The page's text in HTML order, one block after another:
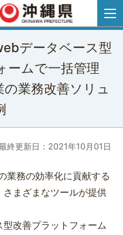
データベース型
ームで一括管理
業務改善ソリュ
終更新日：2021年10月01日
業務の効率化に貢献する
まざまなツールが提供
改善プラットフォーム